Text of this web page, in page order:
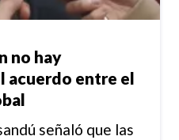
no hay
acuerdo entre el
señaló que las